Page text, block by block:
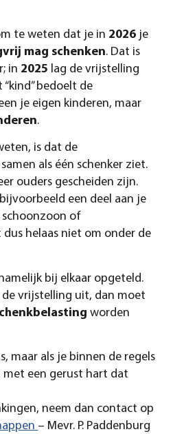
te weten dat je in 2026 je
mag schenken. Dat is
in 2025 lag de vrijstelling
“kind” bedoelt de
je eigen kinderen, maar
.
is dat de
als één schenker ziet.
ouders gescheiden zijn.
een deel aan je
schoonzoon of
helaas niet om onder de
bij elkaar opgeteld.
vrijstelling uit, dan moet
worden
maar als je binnen de regels
een gerust hart dat
neem dan contact op
– Mevr. P. Paddenburg